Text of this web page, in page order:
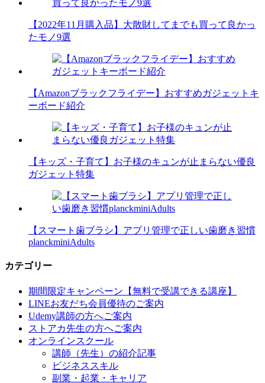
【2022年11月購入品】大散財してまでも買って良かっ
たモノ9選
【Amazonブラックフライデー】おすすめガジェットキ
ーボード紹介
【キッズ・子育て】お子様のキュンが止まらない優良
ガジェット特集
【スマート歯ブラシ】アプリ管理で正しい歯磨き習慣
planckminiAdults
カテゴリー
期間限定キャンペーン【無料で受講できる講座】
LINEお友だち会員優待のご案内
Udemy講師の方へご案内
ストアカ先生の方へご案内
オンラインスクール
講師（先生）の紹介記事
ビジネススキル
副業・起業・キャリア